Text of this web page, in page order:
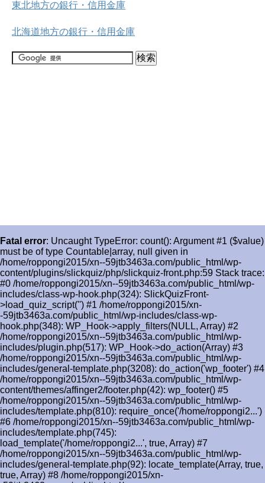
東北地方の銀行・信用金庫
北海道地方の銀行・信用金庫
Fatal error: Uncaught TypeError: count(): Argument #1 ($value)
must be of type Countable|array, null given in
/home/roppongi2015/xn--59jtb3463a.com/public_html/wp-
content/plugins/slickquiz/php/slickquiz-front.php:59 Stack trace:
#0 /home/roppongi2015/xn--59jtb3463a.com/public_html/wp-
includes/class-wp-hook.php(324): SlickQuizFront-
>load_quiz_script('') #1 /home/roppongi2015/xn-
-59jtb3463a.com/public_html/wp-includes/class-wp-
hook.php(348): WP_Hook->apply_filters(NULL, Array) #2
/home/roppongi2015/xn--59jtb3463a.com/public_html/wp-
includes/plugin.php(517): WP_Hook->do_action(Array) #3
/home/roppongi2015/xn--59jtb3463a.com/public_html/wp-
includes/general-template.php(3208): do_action('wp_footer') #4
/home/roppongi2015/xn--59jtb3463a.com/public_html/wp-
content/themes/affinger2/footer.php(42): wp_footer() #5
/home/roppongi2015/xn--59jtb3463a.com/public_html/wp-
includes/template.php(810): require_once('/home/roppongi2...')
#6 /home/roppongi2015/xn--59jtb3463a.com/public_html/wp-
includes/template.php(745):
load_template('/home/roppongi2...', true, Array) #7
/home/roppongi2015/xn--59jtb3463a.com/public_html/wp-
includes/general-template.php(92): locate_template(Array, true,
true, Array) #8 /home/roppongi2015/xn-